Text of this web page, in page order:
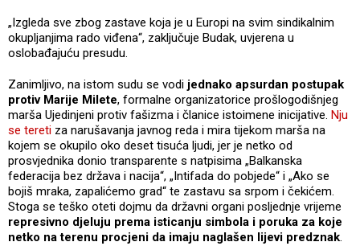
„Izgleda sve zbog zastave koja je u Europi na svim sindikalnim
okupljanjima rado viđena“, zaključuje Budak, uvjerena u
oslobađajuću presudu.
Zanimljivo, na istom sudu se vodi jednako apsurdan postupak
protiv Marije Milete, formalne organizatorice prošlogodišnjeg
marša Ujedinjeni protiv fašizma i članice istoimene inicijative. Nju
se tereti za narušavanja javnog reda i mira tijekom marša na
kojem se okupilo oko deset tisuća ljudi, jer je netko od
prosvjednika donio transparente s natpisima „Balkanska
federacija bez država i nacija“, „Intifada do pobjede“ i „Ako se
bojiš mraka, zapalićemo grad“ te zastavu sa srpom i čekićem.
Stoga se teško oteti dojmu da državni organi posljednje vrijeme
represivno djeluju prema isticanju simbola i poruka za koje
netko na terenu procjeni da imaju naglašen lijevi predznak.